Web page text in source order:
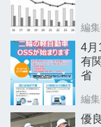
編
4月
有
省
編
優